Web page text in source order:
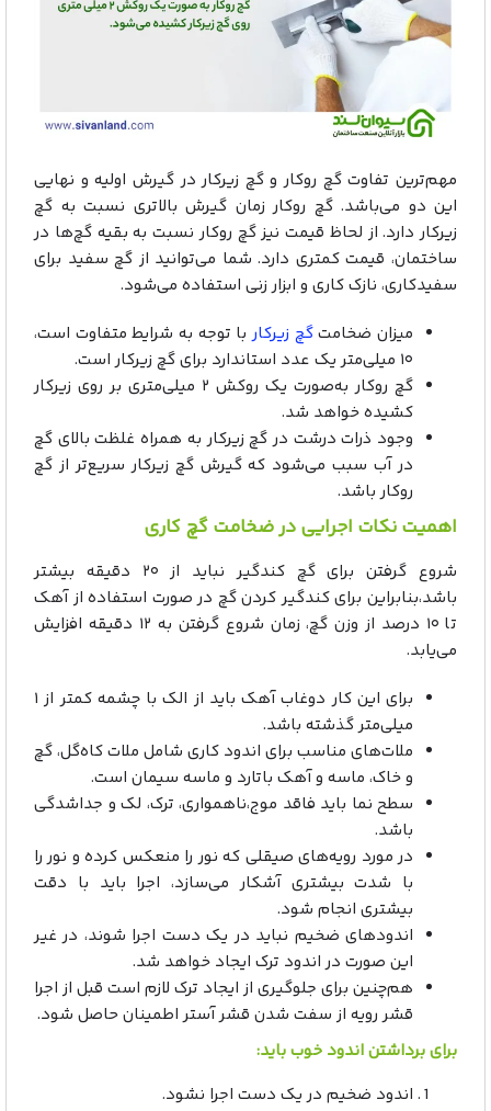
مهم‌ترین تفاوت گچ روکار و گچ زیرکار در گیرش اولیه و نهایی
این دو می‌باشد. گچ روکار زمان گیرش بالاتری نسبت به گچ
زیرکار دارد. از لحاظ قیمت نیز گچ روکار نسبت به بقیه گچ‌ها در
ساختمان، قیمت کمتری دارد. شما می‌توانید از گچ سفید برای
سفیدکاری، نازک کاری و ابزار زنی استفاده می‌شود.
میزان ضخامتگچ زیرکاربا توجه به شرایط متفاوت است،
۱۰ میلی‌متر یک عدد استاندارد برای گچ زیرکار است.
گچ روکار به‌صورت یک روکش ۲ میلی‌متری بر روی زیرکار
کشیده خواهد شد.
وجود ذرات درشت در گچ زیرکار به همراه غلظت بالای گچ
در آب سبب می‌شود که گیرش گچ زیرکار سریع‌تر از گچ
روکار باشد.
اهمیت نکات اجرایی در ضخامت گچ کاری
شروع گرفتن برای گچ کندگیر نباید از ۲۰ دقیقه بیشتر
باشد،بنابراین برای کندگیر کردن گچ در صورت استفاده از آهک
تا ۱۰ درصد از وزن گچ، زمان شروع گرفتن به ۱۲ دقیقه افزایش
می‌یابد.
برای این کار دوغاب آهک باید از الک با چشمه کمتر از ۱
میلی‌متر گذشته باشد.
ملات‌های مناسب برای اندود کاری شامل ملات کاه‌گل، گچ
و خاک، ماسه و آهک باتارد و ماسه سیمان است.
سطح نما باید فاقد موج،ناهمواری، ترک، لک و جداشدگی
باشد.
در مورد رویه‌های صیقلی که نور را منعکس کرده و نور را
با شدت بیشتری آشکار می‌سازد، اجرا باید با دقت
بیشتری انجام شود.
اندودهای ضخیم نباید در یک دست اجرا شوند، در غیر
این صورت در اندود ترک ایجاد خواهد شد.
هم‌چنین برای جلوگیری از ایجاد ترک لازم است قبل از اجرا
قشر رویه از سفت شدن قشر آستر اطمینان حاصل شود.
برای برداشتن اندود خوب باید:
اندود ضخیم در یک دست اجرا نشود.